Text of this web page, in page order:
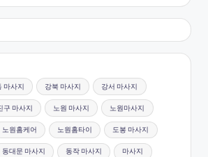
마사지 강북 마사지 강서 마사지
구 마사지 노원 마사지 노원마사지
노원홈케어 노원홈타이 도봉 마사지
동대문 마사지 동작 마사지 마사지